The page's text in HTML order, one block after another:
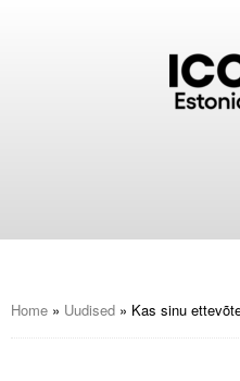
ICC Eesti liikmebaas
Home » Uudised » Kas sinu